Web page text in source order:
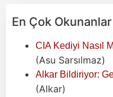
En Çok Okunanlar
CIA Kediyi Nasıl
(Asu Sarsılmaz)
Alkar Bildiriyor:
(Alkar)